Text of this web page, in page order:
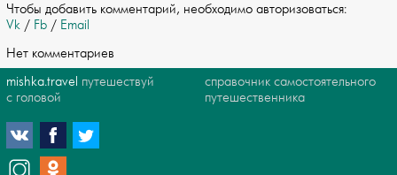
Чтобы добавить комментарий, необходимо авторизоваться:
Vk / Fb / Email
Нет комментариев
mishka.travel путешествуй
с головой
справочник самостоятельного
путешественника